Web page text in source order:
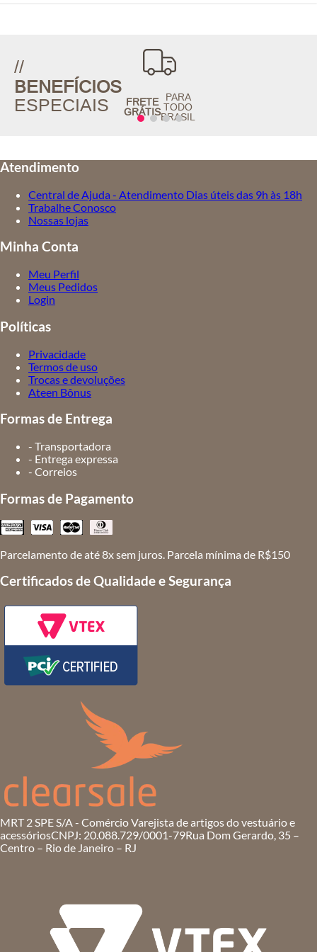
//
BENEFÍCIOS
ESPECIAIS
FRETE
GRÁTIS
PARA
TODO
BRASIL
Atendimento
Central de Ajuda - Atendimento Dias úteis das 9h às 18h
Trabalhe Conosco
Nossas lojas
Minha Conta
Meu Perfil
Meus Pedidos
Login
Políticas
Privacidade
Termos de uso
Trocas e devoluções
Ateen Bônus
Formas de Entrega
- Transportadora
- Entrega expressa
- Correios
Formas de Pagamento
Parcelamento de até 8x sem juros. Parcela mínima de R$150
Certificados de Qualidade e Segurança
MRT 2 SPE S/A - Comércio Varejista de artigos do vestuário e
acessóriosCNPJ: 20.088.729/0001-79Rua Dom Gerardo, 35 –
Centro – Rio de Janeiro – RJ